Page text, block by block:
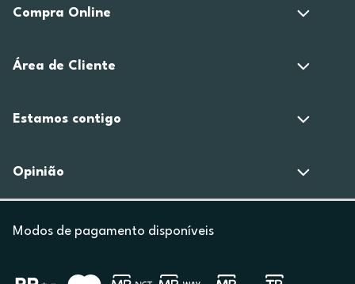
Compra Online
Área de Cliente
Estamos contigo
Opinião
Modos de pagamento disponíveis